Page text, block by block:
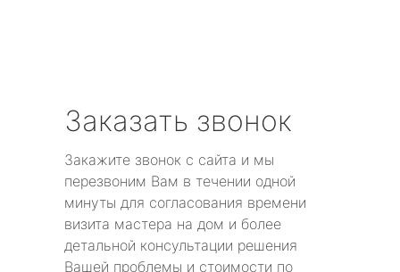
Заказать звонок
Закажите звонок с сайта и мы
перезвоним Вам в течении одной
минуты для согласования времени
визита мастера на дом и более
детальной консультации решения
Вашей проблемы и стоимости по